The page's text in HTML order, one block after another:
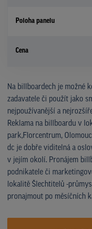
Poloha panelu
Cena
Na billboardech je možné
zadavatele či použít jako
nejpoužívanější a
Reklama na billboardu v
park,Florcentrum,
dc je dobře viditelná a
v jejím okolí. Pronájem
podnikatele či
lokalitě Šlechtitelů -
pronajmout po měsíčních